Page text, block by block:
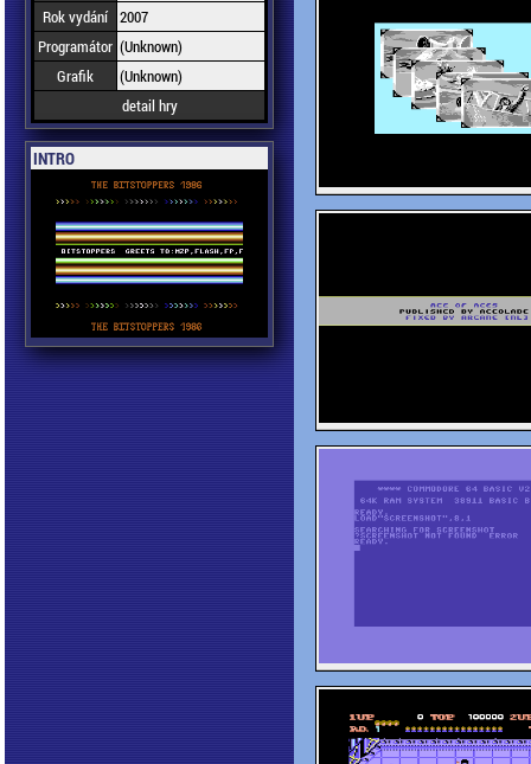
Rok vydání 2007
Programátor (Unknown)
Grafik
(Unknown)
detail hry
INTRO